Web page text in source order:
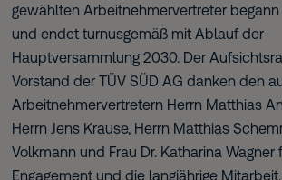
gewählten Arbeitnehmervertreter begann
und endet turnusgemäß mit Ablauf der
Hauptversammlung 2030. Der
Vorstand der TÜV SÜD AG danken den
Arbeitnehmervertretern Herrn Matthias
Herrn Jens Krause, Herrn Matthias
Volkmann und Frau Dr. Katharina Wagner
Engagement und die langjährige